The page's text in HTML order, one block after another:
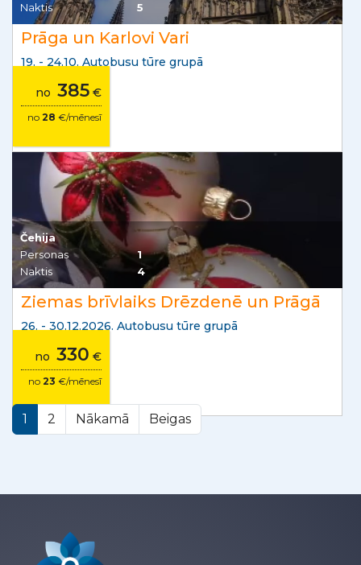
Naktis
5
Prāga un Karlovi Vari
19. - 24.10. Autobusu tūre grupā
no 385 €
no 28 €/mēnesī
Čehija
Personas
1
Naktis
4
Ziemas brīvlaiks Drēzdenē un Prāgā
26. - 30.12.2026. Autobusu tūre grupā
no 330 €
no 23 €/mēnesī
1 2 Nākamā Beigas